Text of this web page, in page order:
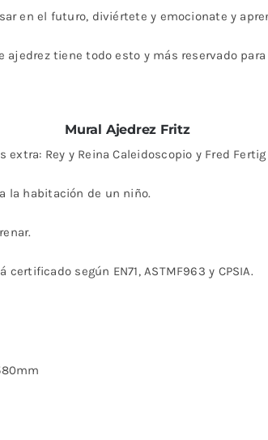
en el futuro, diviértete y emocionate y
ajedrez tiene todo esto y más reservado
Mural Ajedrez Fritz
extra: Rey y Reina Caleidoscopio y Fred
la habitación de un niño.
según EN71, ASTMF963 y CPSIA.